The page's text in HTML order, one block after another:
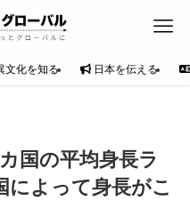
文化を知る 日本を伝える
国の平均身長ラ
によって身長がこ